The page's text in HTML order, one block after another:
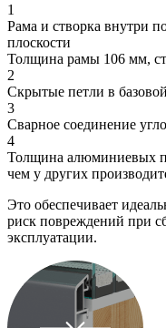
1
Рама и створка внутри
плоскости
Толщина рамы 106 мм,
2
Скрытые петли в
3
Сварное соединение
4
Толщина алюминиевых
чем у других
Это обеспечивает
риск повреждений при
эксплуатации.